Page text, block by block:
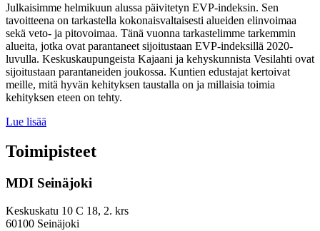
Julkaisimme helmikuun alussa päivitetyn EVP-indeksin. Sen
tavoitteena on tarkastella kokonaisvaltaisesti alueiden elinvoimaa
sekä veto- ja pitovoimaa. Tänä vuonna tarkastelimme tarkemmin
alueita, jotka ovat parantaneet sijoitustaan EVP-indeksillä 2020-
luvulla. Keskuskaupungeista Kajaani ja kehyskunnista Vesilahti ovat
sijoitustaan parantaneiden joukossa. Kuntien edustajat kertoivat
meille, mitä hyvän kehityksen taustalla on ja millaisia toimia
kehityksen eteen on tehty.
Lue lisää
ja
kehyskunnat
parantaa
EVP-
indeksissä?
Toimipisteet
MDI Seinäjoki
Keskuskatu 10 C 18, 2. krs
60100 Seinäjoki